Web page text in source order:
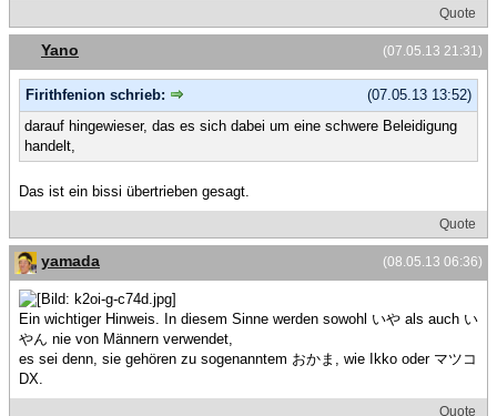
Quote
(07.05.13 21:31)
Yano
(07.05.13 13:52)
Firithfenion schrieb:
darauf hingewieser, das es sich dabei um eine schwere Beleidigung
handelt,
Das ist ein bissi übertrieben gesagt.
Quote
(08.05.13 06:36)
yamada
Ein wichtiger Hinweis. In diesem Sinne werden sowohl いや als auch い
やん nie von Männern verwendet,
es sei denn, sie gehören zu sogenanntem おかま, wie Ikko oder マツコ
DX.
Quote